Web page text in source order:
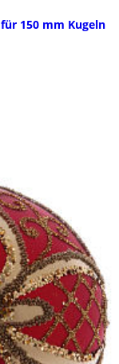
150 mm Kugeln